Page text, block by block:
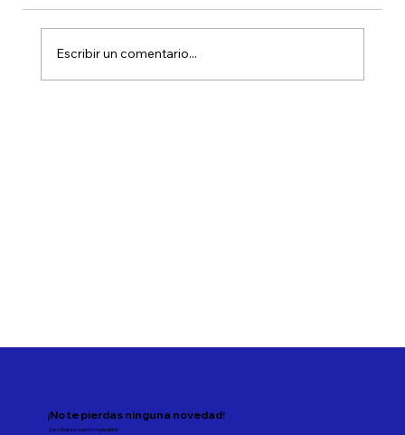
Escribir un comentario...
¡No te pierdas ninguna novedad!
Suscríbete a nuestro newsletter